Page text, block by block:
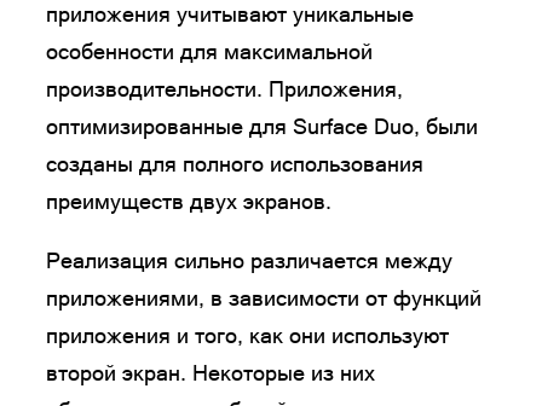
приложения учитывают уникальные
особенности для максимальной
производительности. Приложения,
оптимизированные для Surface Duo, были
созданы для полного использования
преимуществ двух экранов.
Реализация сильно различается между
приложениями, в зависимости от функций
приложения и того, как они используют
второй экран. Некоторые из них